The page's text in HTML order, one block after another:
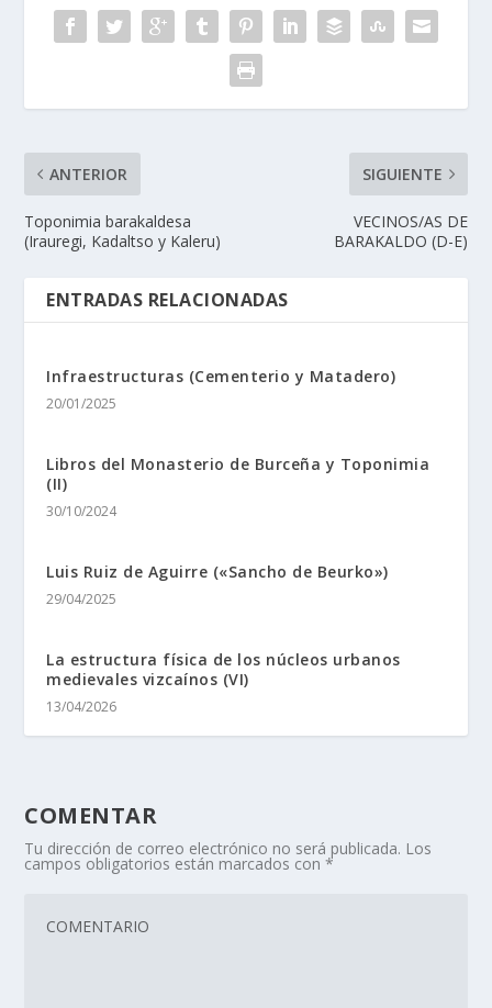
ANTERIOR
Toponimia barakaldesa
(Irauregi, Kadaltso y Kaleru)
SIGUIENTE
VECINOS/AS DE
BARAKALDO (D-E)
ENTRADAS RELACIONADAS
Infraestructuras (Cementerio y Matadero)
20/01/2025
Libros del Monasterio de Burceña y Toponimia
(II)
30/10/2024
Luis Ruiz de Aguirre («Sancho de Beurko»)
29/04/2025
La estructura física de los núcleos urbanos
medievales vizcaínos (VI)
13/04/2026
COMENTAR
Tu dirección de correo electrónico no será publicada. Los
campos obligatorios están marcados con*